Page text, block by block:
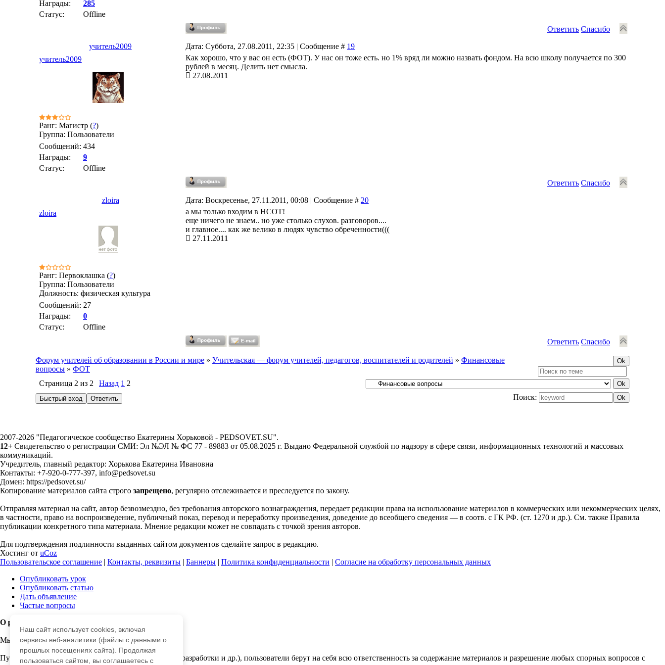
Награды:
285
Статус:
Offline
Ответить Спасибо
учитель2009 Дата: Суббота, 27.08.2011, 22:35 | Сообщение # 19
учитель2009
Ранг: Магистр (?)
Группа: Пользователи
Сообщений: 434
Награды:
9
Статус:
Offline
Как хорошо, что у вас он есть (ФОТ). У нас он тоже есть. но 1% вряд ли можно назвать фондом. На всю школу получается по 300
рублей в месяц. Делить нет смысла.
27.08.2011
Ответить Спасибо
zloira Дата: Воскресенье, 27.11.2011, 00:08 | Сообщение # 20
zloira
Ранг: Первоклашка (?)
Группа: Пользователи
Должность: физическая культура
Сообщений: 27
Награды:
0
Статус:
Offline
а мы только входим в НСОТ!
еще ничего не знаем.. но уже столько слухов. разговоров....
и главное.... как же велико в людях чувство обреченности(((
27.11.2011
Ответить Спасибо
Форум учителей об образовании в России и мире » Учительская — форум учителей, педагогов, воспитателей и родителей » Финансовые
вопросы » ФОТ
Страница 2 из 2 Назад 1 2
Поиск:
2007-2026 "Педагогическое сообщество Екатерины Хорьковой - PEDSOVET.SU".
12+ Свидетельство о регистрации СМИ: Эл №ЭЛ № ФС 77 - 89883 от 05.08.2025 г. Выдано Федеральной службой по надзору в сфере связи, информационных технологий и массовых
коммуникаций.
Учредитель, главный редактор: Хорькова Екатерина Ивановна
Контакты: +7-920-0-777-397, info@pedsovet.su
Домен: https://pedsovet.su/
Копирование материалов сайта строго запрещено, регулярно отслеживается и преследуется по закону.
Отправляя материал на сайт, автор безвозмездно, без требования авторского вознаграждения, передает редакции права на использование материалов в коммерческих или некоммерческих целях,
в частности, право на воспроизведение, публичный показ, перевод и переработку произведения, доведение до всеобщего сведения — в соотв. с ГК РФ. (ст. 1270 и др.). См. также Правила
публикации конкретного типа материала. Мнение редакции может не совпадать с точкой зрения авторов.
Для подтверждения подлинности выданных сайтом документов сделайте запрос в редакцию.
Хостинг от uCoz
Пользовательское соглашение | Контакты, реквизиты | Баннеры | Политика конфиденциальности | Согласие на обработку персональных данных
Опубликовать урок
Опубликовать статью
Дать объявление
Частые вопросы
О работе с сайтом
Мы используем cookie.
Публикуя материалы на сайте (комментарии, статьи, разработки и др.), пользователи берут на себя всю ответственность за содержание материалов и разрешение любых спорных вопросов с
Наш сайт использует cookies, включая
сервисы веб-аналитики (файлы с данными о
прошлых посещениях сайта). Продолжая
пользоваться сайтом, вы соглашаетесь с